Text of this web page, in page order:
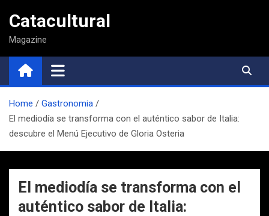
contenido
Catacultural
Magazine
Home
Gastronomia
El mediodía se transforma con el auténtico sabor de Italia:
descubre el Menú Ejecutivo de Gloria Osteria
El mediodía se transforma con el
auténtico sabor de Italia: